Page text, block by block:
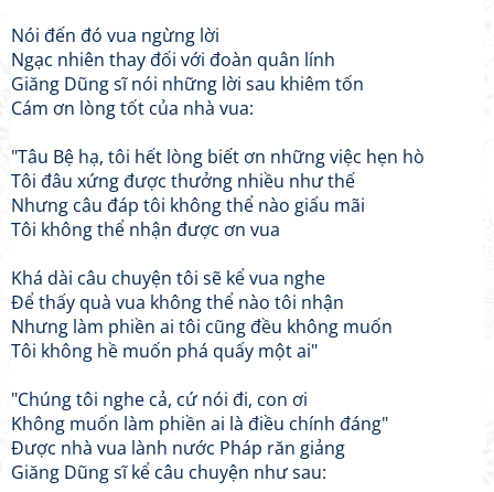
Nói đến đó vua ngừng lời
Ngạc nhiên thay đối với đoàn quân lính
Giăng Dũng sĩ nói những lời sau khiêm tốn
Cám ơn lòng tốt của nhà vua:
"Tâu Bệ hạ, tôi hết lòng biết ơn những việc hẹn hò
Tôi đâu xứng được thưởng nhiều như thế
Nhưng câu đáp tôi không thể nào giấu mãi
Tôi không thể nhận được ơn vua
Khá dài câu chuyện tôi sẽ kể vua nghe
Để thấy quà vua không thể nào tôi nhận
Nhưng làm phiền ai tôi cũng đều không muốn
Tôi không hề muốn phá quấy một ai"
"Chúng tôi nghe cả, cứ nói đi, con ơi
Không muốn làm phiền ai là điều chính đáng"
Được nhà vua lành nước Pháp răn giảng
Giăng Dũng sĩ kể câu chuyện như sau: